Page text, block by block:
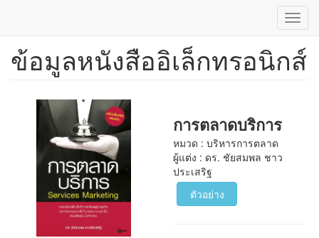
ข้าม
ข้อมูลหนังสืออิเล็กทรอนิกส์
การตลาดบริการ
หมวด : บริหารการตลาด
ผู้แต่ง : ดร. ชัยสมพล ชาว
ประเสริฐ
ตัวอย่าง